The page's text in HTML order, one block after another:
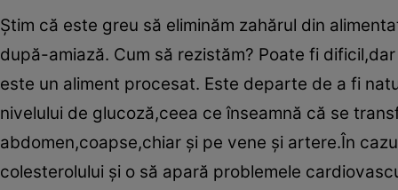
Ştim că este greu să eliminăm zahărul din
după-amiază. Cum să rezistăm? Poate fi
este un aliment procesat. Este departe de a fi
nivelului de glucoză,ceea ce înseamnă că se
abdomen,coapse,chiar şi pe vene şi artere.În
colesterolului şi o să apară problemele